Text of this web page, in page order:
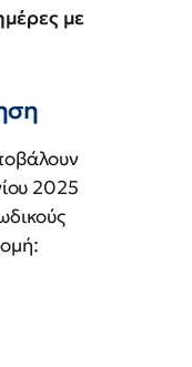
με
2025